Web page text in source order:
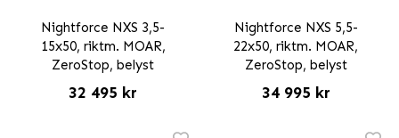
Nightforce NXS 3,5-
15x50, riktm. MOAR,
ZeroStop, belyst
32 495 kr
Nightforce NXS 5,5-
22x50, riktm. MOAR,
ZeroStop, belyst
34 995 kr